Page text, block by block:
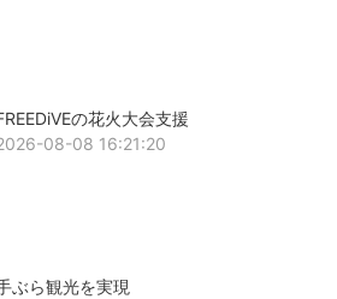
の花火大会支援
08-08 16:21:20
ぶら観光を実現